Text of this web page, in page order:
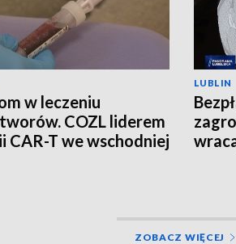
w leczeniu
COZL liderem
CAR-T we wschodniej
LUBLIN
ZOBACZ WIĘCEJ